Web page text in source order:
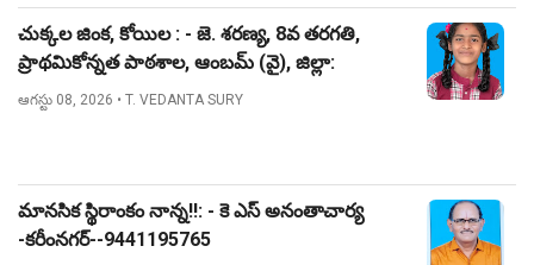
చుక్కల జింక, కోయిల : - జె. శరణ్య, 8వ తరగతి,
ప్రాథమికోన్నత పాఠశాల, ఆంబమ్ (వై), జిల్లా:
నిజామాబాద్.
ఆగస్టు 08, 2026 • T. VEDANTA SURY
మానసిక స్థిరాంకం నాన్న!!: - కె ఎస్ అనంతాచార్య
-కరీంనగర్--9441195765